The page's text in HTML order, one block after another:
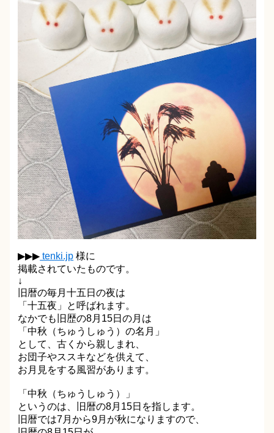
▶▶▶ tenki.jp 様に
掲載されていたものです。
↓
旧暦の毎月十五日の夜は
「十五夜」と呼ばれます。
なかでも旧歴の8月15日の月は
「中秋（ちゅうしゅう）の名月」
として、古くから親しまれ、
お団子やススキなどを供えて、
お月見をする風習があります。
「中秋（ちゅうしゅう）」
というのは、旧暦の8月15日を指します。
旧暦では7月から9月が秋になりますので、